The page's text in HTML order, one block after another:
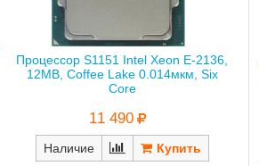
Процессор S1151 Intel Xeon E-2136,
12MB, Coffee Lake 0.014мкм, Six
Core
11 490
Наличие